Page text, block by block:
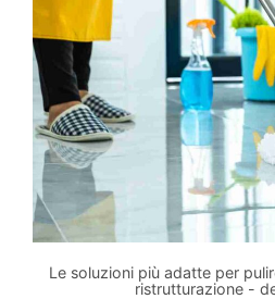
Le soluzioni più adatte per
ristrutturazione -